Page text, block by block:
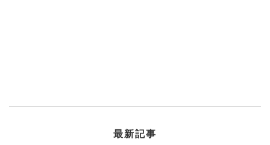
最新記事